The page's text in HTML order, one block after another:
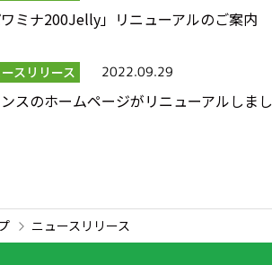
ワミナ200Jelly」リニューアルのご案内
スリリース 2022.09.29
スのホームページがリニューアルしまし
ニュースリリース